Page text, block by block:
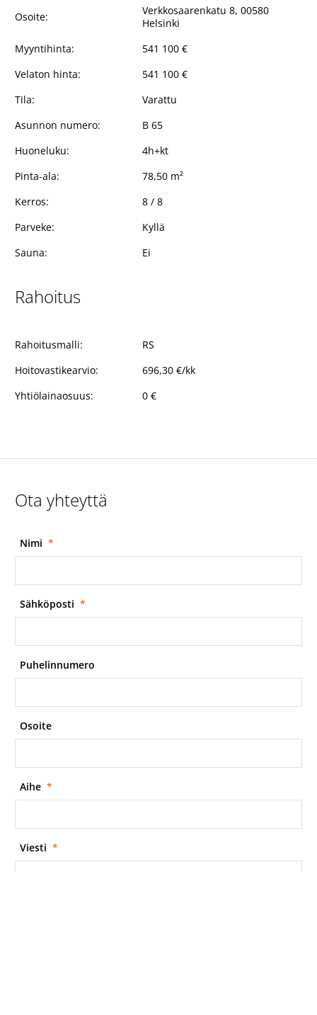
Osoite:
Verkkosaarenkatu 8, 00580
Helsinki
Myyntihinta:
541 100 €
Velaton hinta:
541 100 €
Tila:
Varattu
Asunnon numero:
B 65
Huoneluku:
4h+kt
Pinta-ala:
78,50 m²
Kerros:
8 / 8
Parveke:
Kyllä
Sauna:
Ei
Rahoitus
Rahoitusmalli:
RS
Hoitovastikearvio:
696,30 €/kk
Yhtiölainaosuus:
0 €
Ota yhteyttä
Nimi *
Sähköposti *
Puhelinnumero
Osoite
Aihe *
Viesti *